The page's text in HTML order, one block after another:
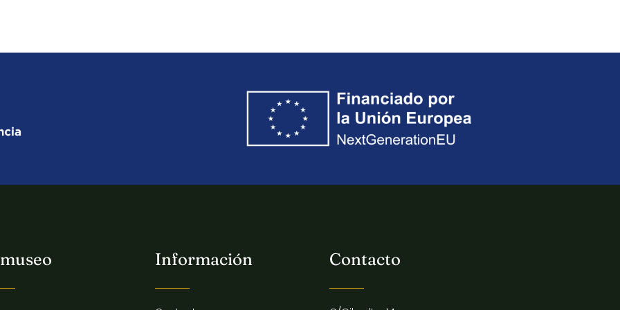
Información Contacto